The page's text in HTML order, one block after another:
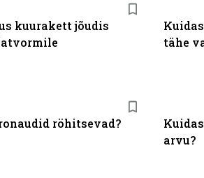
kuurakett jõudis
tähe
röhitsevad?
arvu?